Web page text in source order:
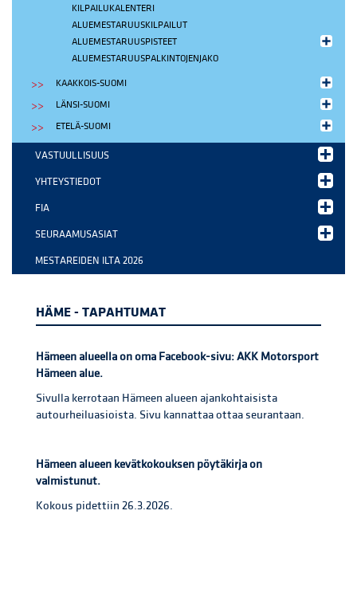
KILPAILUKALENTERI
ALUEMESTARUUSKILPAILUT
ALUEMESTARUUSPISTEET
ALUEMESTARUUSPALKINTOJENJAKO
KAAKKOIS-SUOMI
LÄNSI-SUOMI
ETELÄ-SUOMI
VASTUULLISUUS
YHTEYSTIEDOT
FIA
SEURAAMUSASIAT
MESTAREIDEN ILTA 2026
HÄME - TAPAHTUMAT
Hämeen alueella on oma Facebook-sivu: AKK Motorsport
Hämeen alue.
Sivulla kerrotaan Hämeen alueen ajankohtaisista
autourheiluasioista. Sivu kannattaa ottaa seurantaan.
Hämeen alueen kevätkokouksen pöytäkirja on
valmistunut.
Kokous pidettiin 26.3.2026.